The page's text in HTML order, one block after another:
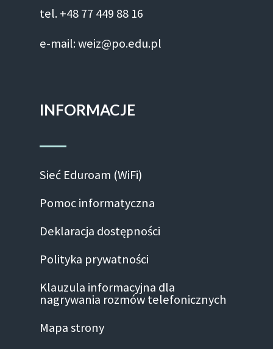
tel. +48 77 449 88 16
e-mail: weiz@po.edu.pl
INFORMACJE
Sieć Eduroam (WiFi)
Pomoc informatyczna
Deklaracja dostępności
Polityka prywatności
Klauzula informacyjna dla
nagrywania rozmów telefonicznych
Mapa strony